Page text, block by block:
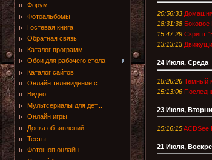
Форум
Фотоальбомы
Гостевая книга
Обратная связь
Каталог программ
Обои для рабочего стола
Каталог сайтов
Онлайн телевидение с...
Видео
Мультсериалы для дет...
Онлайн игры
Доска объявлений
Тесты
Фотошоп онлайн
20:56:33
18:31:38
15:47:29 Скрипт
13:13:13
24 Июля, Среда
18:26:26 Темный
15:13:06
23 Июля,
15:16:15ACDSee
21 Июля,